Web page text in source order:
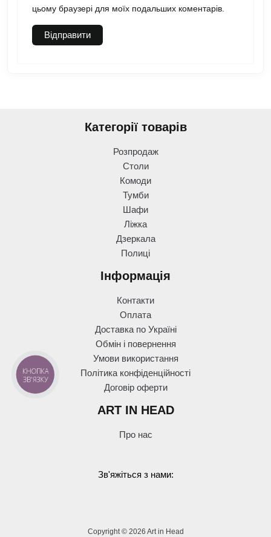
цьому браузері для моїх подальших коментарів.
Категорії товарів
Розпродаж
Столи
Комоди
Тумби
Шафи
Ліжка
Дзеркала
Полиці
Інформація
Контакти
Оплата
Доставка по Україні
Обмін і повернення
Умови використання
Політика конфіденційності
Договір оферти
ART IN HEAD
Про нас
Зв'яжіться з нами:
Copyright © 2026 Art in Head
КНОПКА
ЗВ'ЯЗКУ